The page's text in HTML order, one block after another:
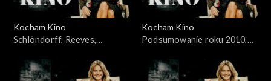
Kocham Kino
Schlöndorff, Reeves,
Kocham Kino
Podsumowanie roku 2010,
10.01.2011